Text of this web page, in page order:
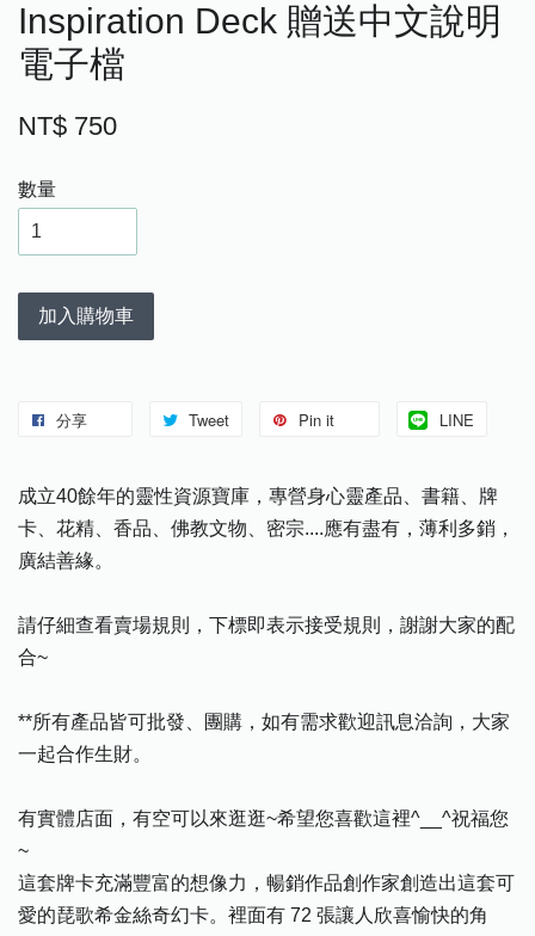
Inspiration Deck 贈送中文說明
電子檔
NT$ 750
數量
加入購物車
分享 Tweet Pin it LINE
成立40餘年的靈性資源寶庫，專營身心靈產品、書籍、牌
卡、花精、香品、佛教文物、密宗....應有盡有，薄利多銷，
廣結善緣。
請仔細查看賣場規則，下標即表示接受規則，謝謝大家的配
合~
**所有產品皆可批發、團購，如有需求歡迎訊息洽詢，大家
一起合作生財。
有實體店面，有空可以來逛逛~希望您喜歡這裡^__^祝福您
~
這套牌卡充滿豐富的想像力，暢銷作品創作家創造出這套可
愛的琵歌希金絲奇幻卡。裡面有 72 張讓人欣喜愉快的角